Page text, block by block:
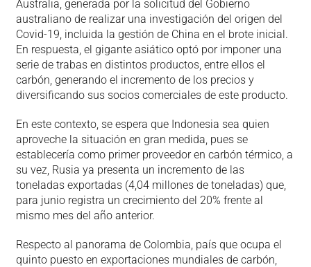
Australia, generada por la solicitud del Gobierno
australiano de realizar una investigación del origen del
Covid-19, incluida la gestión de China en el brote inicial.
En respuesta, el gigante asiático optó por imponer una
serie de trabas en distintos productos, entre ellos el
carbón, generando el incremento de los precios y
diversificando sus socios comerciales de este producto.
En este contexto, se espera que Indonesia sea quien
aproveche la situación en gran medida, pues se
establecería como primer proveedor en carbón térmico, a
su vez, Rusia ya presenta un incremento de las
toneladas exportadas (4,04 millones de toneladas) que,
para junio registra un crecimiento del 20% frente al
mismo mes del año anterior.
Respecto al panorama de Colombia, país que ocupa el
quinto puesto en exportaciones mundiales de carbón,